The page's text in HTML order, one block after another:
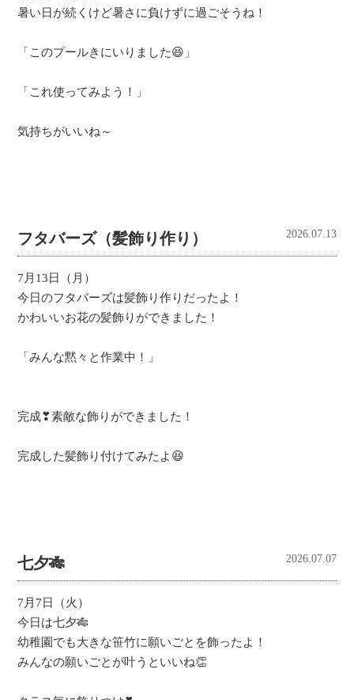
暑い日が続くけど暑さに負けずに過ごそうね！
「このプールきにいりました😆」
「これ使ってみよう！」
気持ちがいいね～
フタバーズ（髪飾り作り） 2026.07.13
7月13日（月）
今日のフタバーズは髪飾り作りだったよ！
かわいいお花の髪飾りができました！
「みんな黙々と作業中！」
完成❣素敵な飾りができました！
完成した髪飾り付けてみたよ😆
七夕🎋 2026.07.07
7月7日（火）
今日は七夕🎋
幼稚園でも大きな笹竹に願いごとを飾ったよ！
みんなの願いごとが叶うといいね👏